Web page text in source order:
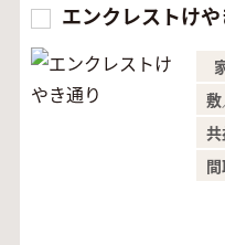
エンクレストけや